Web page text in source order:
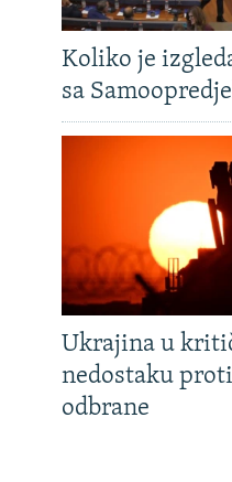
Koliko je
sa
Ukrajina u
nedostaku
odbrane